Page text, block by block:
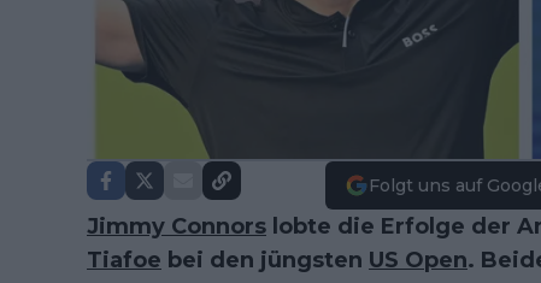
Folgt uns auf
Jimmy Connors lobte die Erfolge der
Tiafoe bei den jüngsten US Open.